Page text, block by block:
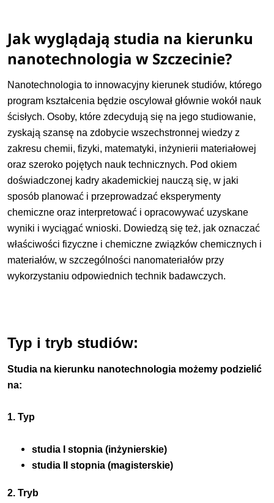
Jak wyglądają studia na kierunku
nanotechnologia w Szczecinie?
Nanotechnologia to innowacyjny kierunek studiów, którego
program kształcenia będzie oscylował głównie wokół nauk
ścisłych. Osoby, które zdecydują się na jego studiowanie,
zyskają szansę na zdobycie wszechstronnej wiedzy z
zakresu chemii, fizyki, matematyki, inżynierii materiałowej
oraz szeroko pojętych nauk technicznych. Pod okiem
doświadczonej kadry akademickiej nauczą się, w jaki
sposób planować i przeprowadzać eksperymenty
chemiczne oraz interpretować i opracowywać uzyskane
wyniki i wyciągać wnioski. Dowiedzą się też, jak oznaczać
właściwości fizyczne i chemiczne związków chemicznych i
materiałów, w szczególności nanomateriałów przy
wykorzystaniu odpowiednich technik badawczych.
Typ i tryb studiów:
Studia na kierunku nanotechnologia możemy podzielić
na:
1. Typ
studia I stopnia (inżynierskie)
studia II stopnia (magisterskie)
2. Tryb